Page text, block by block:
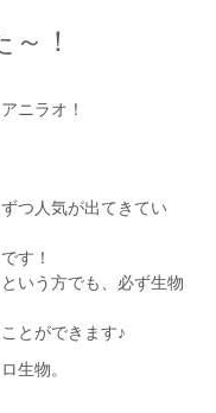
！
ニラオ！
つ人気が出てきてい
す！
いう方でも、必ず生物
とができます♪
生物。